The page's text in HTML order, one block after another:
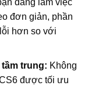
đơn giản, phần
hơn so với
trung: Không
được tối ưu